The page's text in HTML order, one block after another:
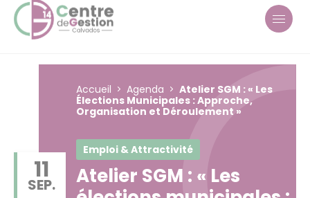
11
SEP.
Accueil Agenda
Atelier SGM : « Les
Élections Municipales : Approche,
Organisation et Déroulement »
Emploi & Attractivité
Atelier SGM : « Les